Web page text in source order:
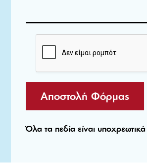
Αποστολή Φόρμας
Όλα τα πεδία είναι υποχρεωτικά